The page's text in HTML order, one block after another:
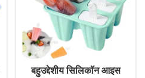
बहुउद्देशीय सिलिकॉन आइस